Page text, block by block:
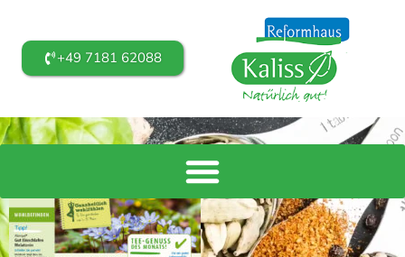
+49 7181 62088